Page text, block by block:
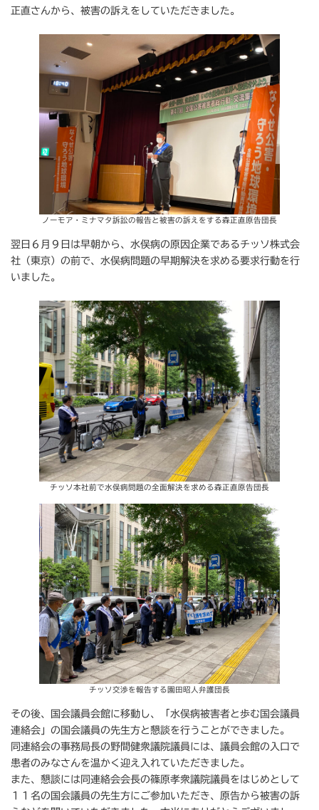
正直さんから、被害の訴えをしていただきました。
ノーモア・ミナマタ訴訟の報告と被害の訴えをする森正直原告団長
翌日６月９日は早朝から、水俣病の原因企業であるチッソ株式会
社（東京）の前で、水俣病問題の早期解決を求める要求行動を行
いました。
チッソ本社前で水俣病問題の全面解決を求める森正直原告団長
チッソ交渉を報告する園田昭人弁護団長
その後、国会議員会館に移動し、「水俣病被害者と歩む国会議員
連絡会」の国会議員の先生方と懇談を行うことができました。
同連絡会の事務局長の野間健衆議院議員には、議員会館の入口で
患者のみなさんを温かく迎え入れていただきました。
また、懇談には同連絡会会長の篠原孝衆議院議員をはじめとして
１１名の国会議員の先生方にご参加いただき、原告から被害の訴